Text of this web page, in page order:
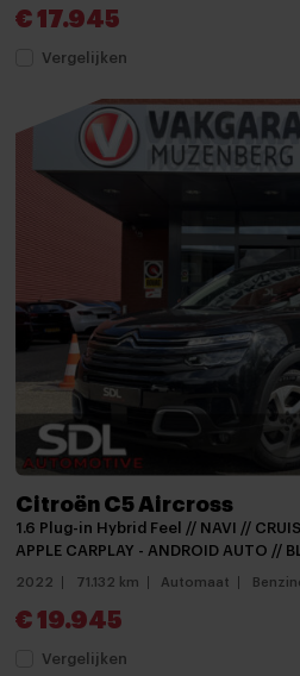
MP3 aansluiting
Multimedia systeem
Navigatie
Navigatiesysteem
Navigatiesysteem full map
Navigatie voorbereiding
Radio
Spraakbediening
Stuurwiel multifunctioneel
12Volt aansluiting
Achterstoelen drie
Achterstoelen verschuifbaar
Airco
Airco (automatisch)
Armsteun
€ 17.945
Vergelijken
Citroën C5 Aircross
1.6 Plug-in Hybrid Feel // NAVI //
APPLE CARPLAY - ANDROID AUTO //
2022 71.132 km Automaat
€ 19.945
Vergelijken